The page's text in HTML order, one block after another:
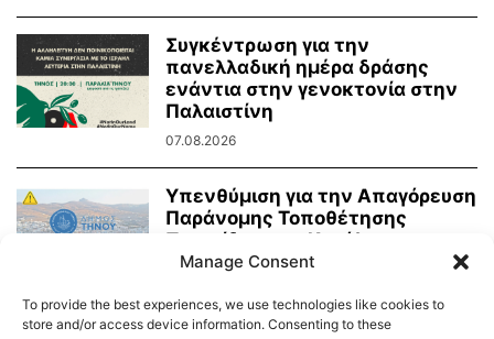
Συγκέντρωση για την
πανελλαδική ημέρα δράσης
ενάντια στην γενοκτονία στην
Παλαιστίνη
07.08.2026
Υπενθύμιση για την Απαγόρευση
Παράνομης Τοποθέτησης
Πινακίδων και Κατάληψης
Κοινόχρηστων Χώρων
Manage Consent
To provide the best experiences, we use technologies like cookies to
store and/or access device information. Consenting to these